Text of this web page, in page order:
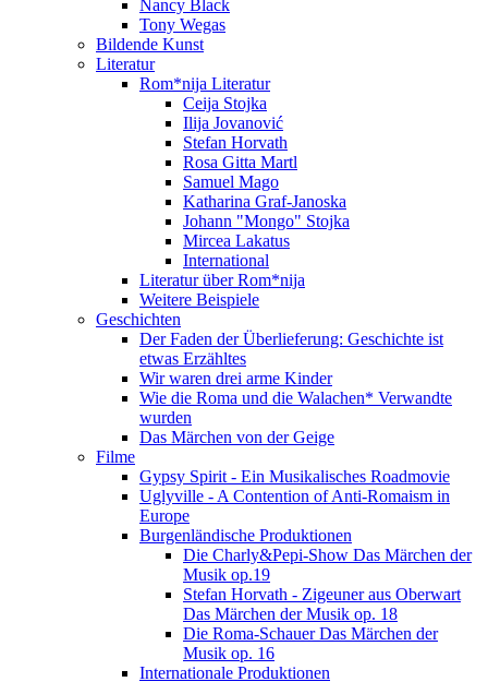
Nancy Black
Tony Wegas
Bildende Kunst
Literatur
Rom*nija Literatur
Ceija Stojka
Ilija Jovanović
Stefan Horvath
Rosa Gitta Martl
Samuel Mago
Katharina Graf-Janoska
Johann "Mongo" Stojka
Mircea Lakatus
International
Literatur über Rom*nija
Weitere Beispiele
Geschichten
Der Faden der Überlieferung: Geschichte ist
etwas Erzähltes
Wir waren drei arme Kinder
Wie die Roma und die Walachen* Verwandte
wurden
Das Märchen von der Geige
Filme
Gypsy Spirit - Ein Musikalisches Roadmovie
Uglyville - A Contention of Anti-Romaism in
Europe
Burgenländische Produktionen
Die Charly&Pepi-Show Das Märchen der
Musik op.19
Stefan Horvath - Zigeuner aus Oberwart
Das Märchen der Musik op. 18
Die Roma-Schauer Das Märchen der
Musik op. 16
Internationale Produktionen